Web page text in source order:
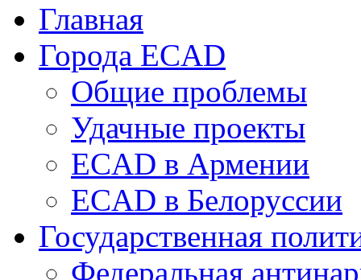
Главная
Города ECAD
Общие проблемы
Удачные проекты
ECAD в Армении
ECAD в Белоруссии
Государственная
Федеральная